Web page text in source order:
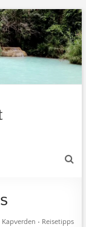
Kapverden • Reisetipps